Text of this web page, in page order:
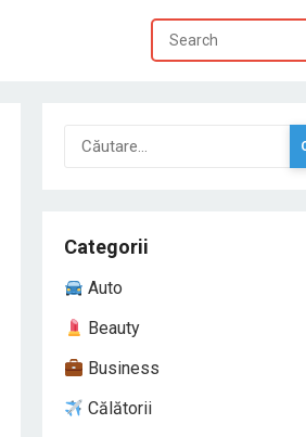
Caută
după:
Categorii
Auto
Beauty
Business
Călătorii